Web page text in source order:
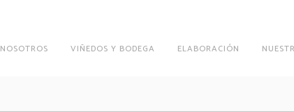
NOSOTROS VIÑEDOS Y BODEGA ELABORACIÓN